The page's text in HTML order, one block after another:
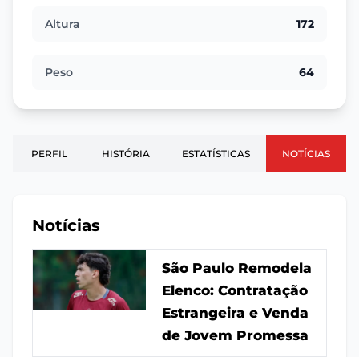
Altura 172
Peso 64
PERFIL HISTÓRIA ESTATÍSTICAS NOTÍCIAS
Notícias
São Paulo Remodela
Elenco: Contratação
Estrangeira e Venda
de Jovem Promessa